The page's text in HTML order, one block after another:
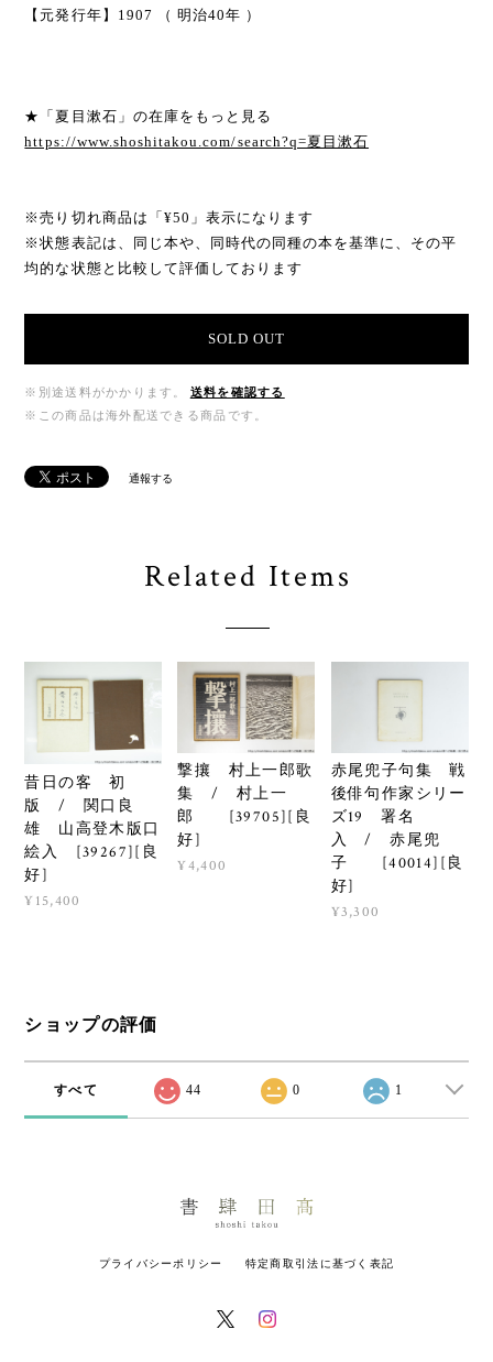
【元発行年】1907 （ 明治40年 ）
★「夏目漱石」の在庫をもっと見る
https://www.shoshitakou.com/search?q=夏目漱石
※売り切れ商品は「¥50」表示になります
※状態表記は、同じ本や、同時代の同種の本を基準に、その平
均的な状態と比較して評価しております
SOLD OUT
※別途送料がかかります。
送料を確認する
※この商品は海外配送できる商品です。
通報する
Related Items
昔日の客 初
版 / 関口良
雄 山高登木版口
絵入 [39267][良
好]
¥15,400
撃攘 村上一郎歌
集 / 村上一
郎 [39705][良
好]
¥4,400
赤尾兜子句集 戦
後俳句作家シリー
ズ19 署名
入 / 赤尾兜
子 [40014][良
好]
¥3,300
ショップの評価
すべて 44 0 1
プライバシーポリシー 特定商取引法に基づく表記